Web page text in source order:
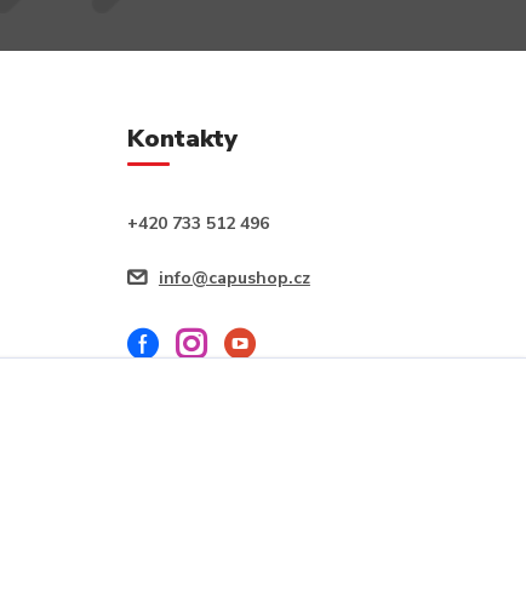
Kontakty
+420 733 512 496
info@capushop.cz